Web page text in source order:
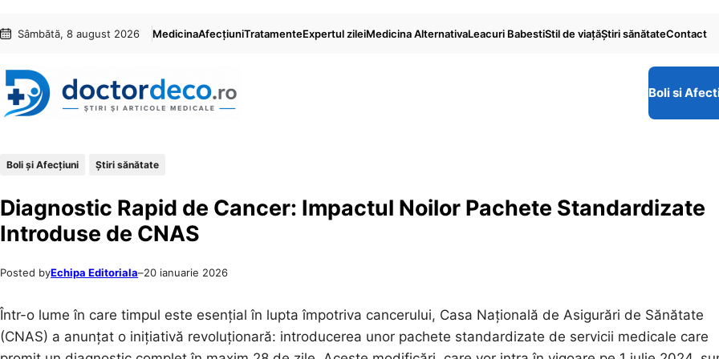
conținut
content
Sâmbătă, 8 august 2026 MedicinaAfecțiuniTratamenteExpertul zileiMedicina AlternativaLeacuri BabestiStil de viaţăŞtiri sănătateContact
Boli si
Boli și Afecțiuni Ştiri sănătate
Diagnostic Rapid de Cancer: Impactul Noilor Pachete Standardizate
Introduse de CNAS
Posted byEchipa Editoriala–20 ianuarie 2026
Într-o lume în care timpul este esențial în lupta împotriva cancerului, Casa Națională de Asigurări de Sănătate
(CNAS) a anunțat o inițiativă revoluționară: introducerea unor pachete standardizate de servicii medicale care